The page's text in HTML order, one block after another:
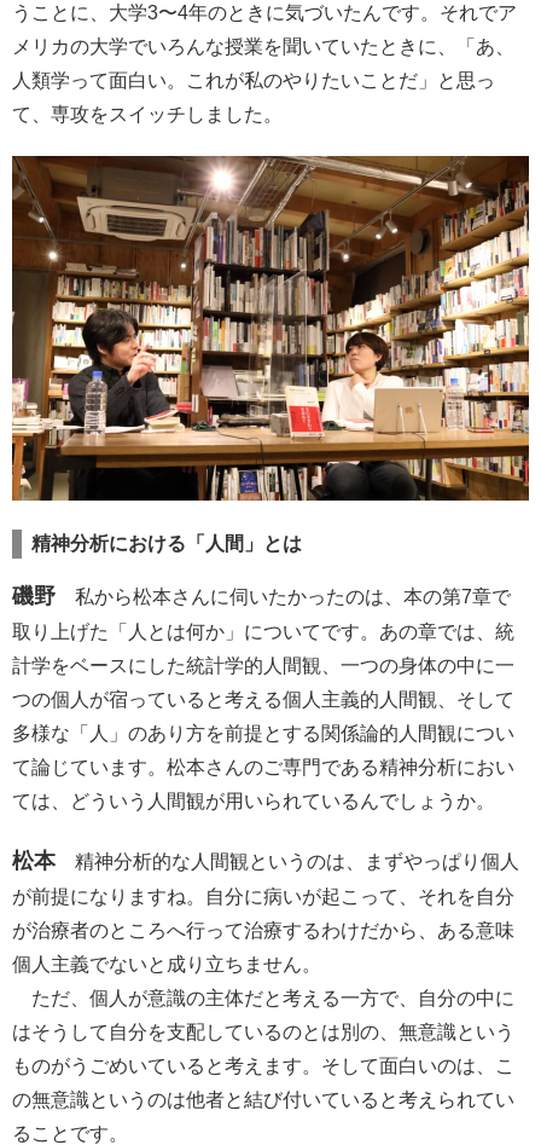
うことに、大学3〜4年のときに気づいたんです。それでア
メリカの大学でいろんな授業を聞いていたときに、「あ、
人類学って面白い。これが私のやりたいことだ」と思っ
て、専攻をスイッチしました。
精神分析における「人間」とは
磯野 私から松本さんに伺いたかったのは、本の第7章で
取り上げた「人とは何か」についてです。あの章では、統
計学をベースにした統計学的人間観、一つの身体の中に一
つの個人が宿っていると考える個人主義的人間観、そして
多様な「人」のあり方を前提とする関係論的人間観につい
て論じています。松本さんのご専門である精神分析におい
ては、どういう人間観が用いられているんでしょうか。
松本精神分析的な人間観というのは、まずやっぱり個人
が前提になりますね。自分に病いが起こって、それを自分
が治療者のところへ行って治療するわけだから、ある意味
個人主義でないと成り立ちません。
ただ、個人が意識の主体だと考える一方で、自分の中に
はそうして自分を支配しているのとは別の、無意識という
ものがうごめいていると考えます。そして面白いのは、こ
の無意識というのは他者と結び付いていると考えられてい
ることです。